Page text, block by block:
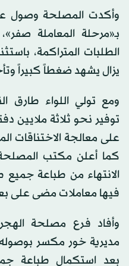
وأكدت المصلحة وصول
بـ«مرحلة المعاملة
الطلبات المتراكمة،
يزال يشهد ضغطاً كبيراً
ومع تولي اللواء طارق
توفير نحو ثلاثة ملايين
على معالجة الاختناقات
كما أعلن مكتب
الانتهاء من طباعة جميع
فيها معاملات مضى على
وأفاد فرع مصلحة
مديرية خور مكسر بوصوله
بعد استكمال طباعة